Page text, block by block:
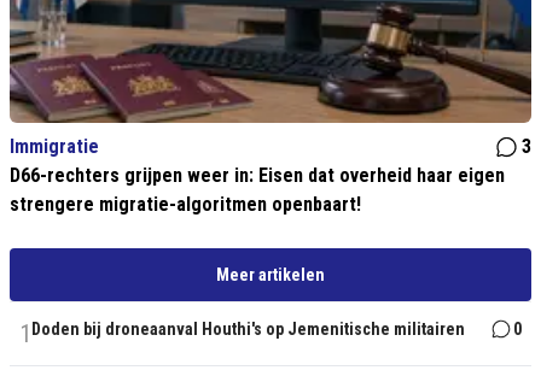
Immigratie
3
D66-rechters grijpen weer in: Eisen dat overheid haar eigen
strengere migratie-algoritmen openbaart!
Meer artikelen
1 Doden bij droneaanval Houthi's op Jemenitische militairen 0